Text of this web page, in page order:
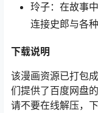
玲子：在故事
连接史郎与各
下载说明
该漫画资源已打包
们提供了百度网盘
请不要在线解压，